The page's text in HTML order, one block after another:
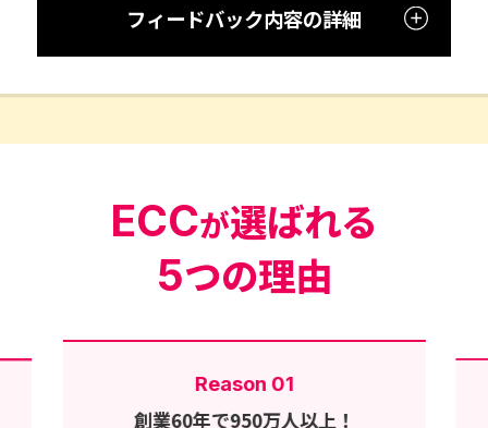
フィードバック内容の詳細
ECCが選ばれる
5つの理由
Reason 01
創業60年で950万人以上！